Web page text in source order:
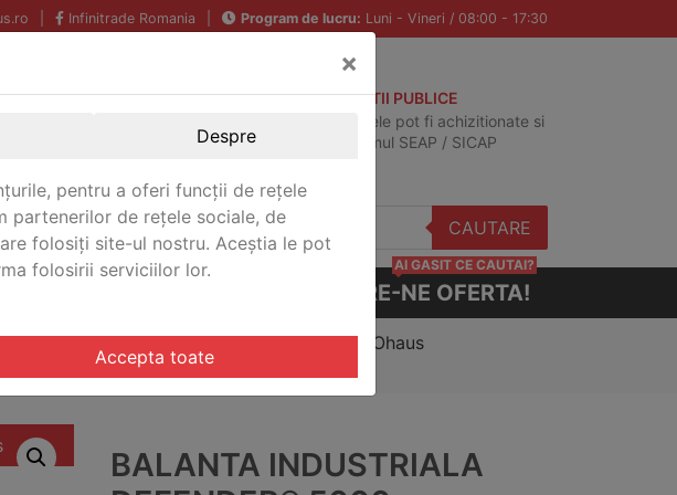
Infinitrade Romania Program de lucru: Luni - Vineri / 08:00 - 17:30
ACHIZITII PUBLICE
Produsele pot fi achizitionate si
in sistemul SEAP / SICAP
CAUTARE
CERE-NE OFERTA!
AI GASIT CE CAUTAI?
industriala Defender® 5000 Washdown Ohaus
BALANTA INDUSTRIALA
×
Despre
pentru a oferi funcții de rețele
partenerilor de rețele sociale, de
folosiți site-ul nostru. Aceștia le pot
folosirii serviciilor lor.
Accepta toate